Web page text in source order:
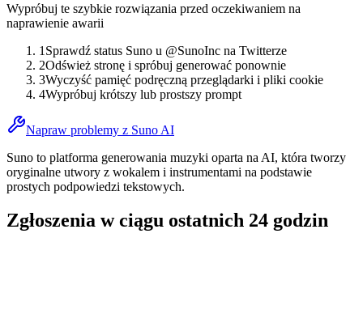
Wypróbuj te szybkie rozwiązania przed oczekiwaniem na
naprawienie awarii
1 Sprawdź status Suno u @SunoInc na Twitterze
2Odśwież stronę i spróbuj generować ponownie
3Wyczyść pamięć podręczną przeglądarki i pliki cookie
4Wypróbuj krótszy lub prostszy prompt
Napraw problemy z Suno AI
Suno to platforma generowania muzyki oparta na AI, która tworzy
oryginalne utwory z wokalem i instrumentami na podstawie
prostych podpowiedzi tekstowych.
Zgłoszenia w ciągu ostatnich 24 godzin